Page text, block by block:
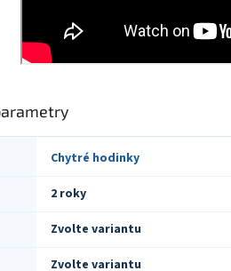
Chytré hodinky
2 roky
Zvolte variantu
Zvolte variantu